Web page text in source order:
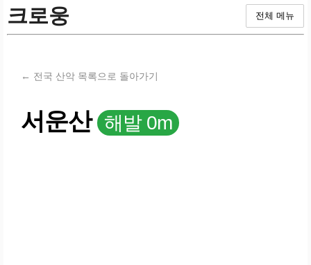
크로웅 전체 메뉴
← 전국 산악 목록으로 돌아가기
서운산 해발 0m